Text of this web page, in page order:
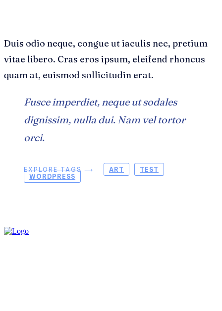
Duis odio neque, congue ut iaculis nec, pretium
vitae libero. Cras eros ipsum, eleifend rhoncus
quam at, euismod sollicitudin erat.
Fusce imperdiet, neque ut sodales
dignissim, nulla dui. Nam vel tortor
orci.
EXPLORE TAGS ⟶ ART
TEST
WORDPRESS